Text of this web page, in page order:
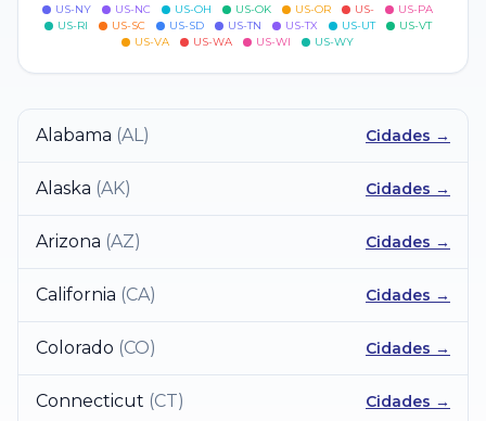
US-NY
US-NC US-OH US-OK US-OR US-
US-PA
US-RI
US-SC US-SD US-TN US-TX US-UT
US-VT
US-VA
US-WA US-WI US-WY
Alabama (AL) Cidades →
Alaska (AK) Cidades →
Arizona (AZ) Cidades →
California (CA) Cidades →
Colorado (CO) Cidades →
Connecticut (CT) Cidades →